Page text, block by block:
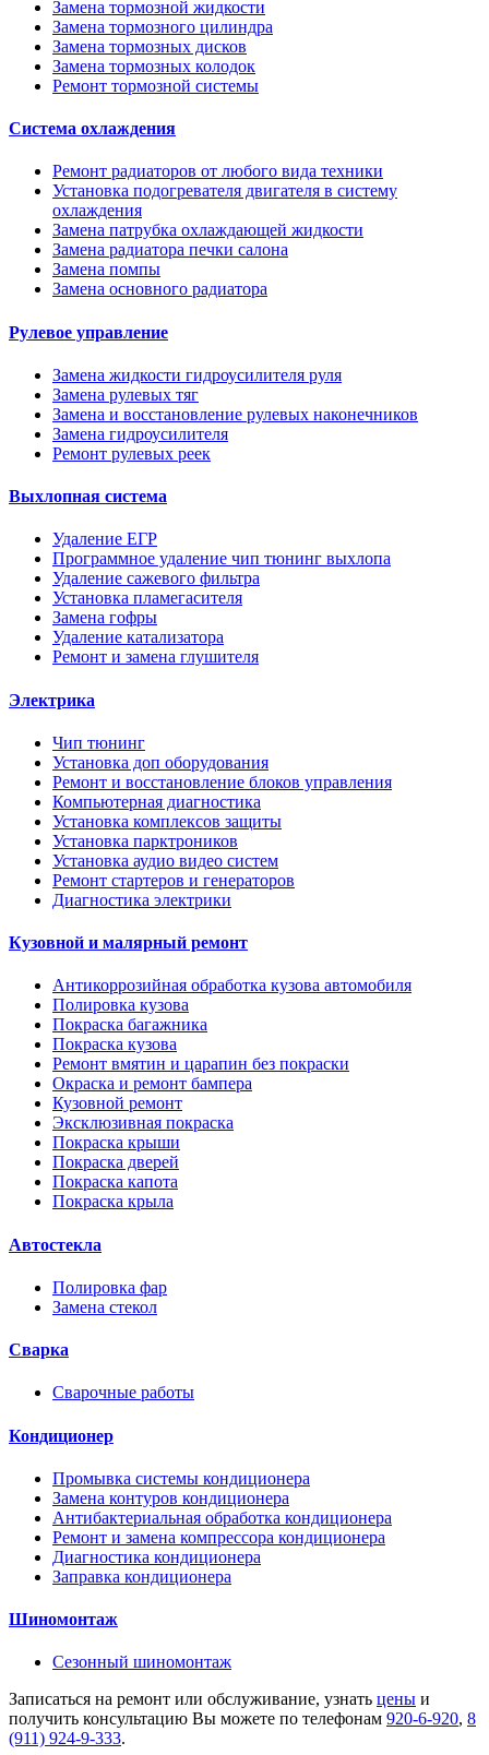
Замена тормозной жидкости
Замена тормозного цилиндра
Замена тормозных дисков
Замена тормозных колодок
Ремонт тормозной системы
Система охлаждения
Ремонт радиаторов от любого вида техники
Установка подогревателя двигателя в систему
охлаждения
Замена патрубка охлаждающей жидкости
Замена радиатора печки салона
Замена помпы
Замена основного радиатора
Рулевое управление
Замена жидкости гидроусилителя руля
Замена рулевых тяг
Замена и восстановление рулевых наконечников
Замена гидроусилителя
Ремонт рулевых реек
Выхлопная система
Удаление ЕГР
Программное удаление чип тюнинг выхлопа
Удаление сажевого фильтра
Установка пламегасителя
Замена гофры
Удаление катализатора
Ремонт и замена глушителя
Электрика
Чип тюнинг
Установка доп оборудования
Ремонт и восстановление блоков управления
Компьютерная диагностика
Установка комплексов защиты
Установка парктроников
Установка аудио видео систем
Ремонт стартеров и генераторов
Диагностика электрики
Кузовной и малярный ремонт
Антикоррозийная обработка кузова автомобиля
Полировка кузова
Покраска багажника
Покраска кузова
Ремонт вмятин и царапин без покраски
Окраска и ремонт бампера
Кузовной ремонт
Эксклюзивная покраска
Покраска крыши
Покраска дверей
Покраска капота
Покраска крыла
Автостекла
Полировка фар
Замена стекол
Сварка
Сварочные работы
Кондиционер
Промывка системы кондиционера
Замена контуров кондиционера
Антибактериальная обработка кондиционера
Ремонт и замена компрессора кондиционера
Диагностика кондиционера
Заправка кондиционера
Шиномонтаж
Сезонный шиномонтаж
Записаться на ремонт или обслуживание, узнать цены и
получить консультацию Вы можете по телефонам 920-6-920, 8
(911) 924-9-333.